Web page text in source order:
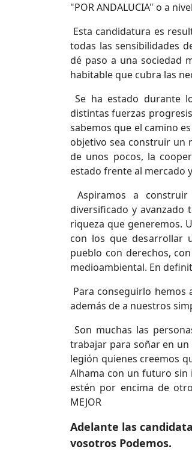
"POR ANDALUCIA" o a
Esta candidatura es
todas las sensibilidades
dé paso a una sociedad
habitable que cubra las
Se ha estado durante
distintas fuerzas
sabemos que el camino
objetivo sea construir un
de unos pocos, la
estado frente al mercado
Aspiramos a
diversificado y avanzado
riqueza que generemos.
con los que desarrollar
pueblo con derechos,
medioambiental. En
Para conseguirlo hemos
además de a nuestros
Son muchas las
trabajar para soñar en un
legión quienes creemos
Alhama con un futuro sin
estén por encima de
MEJOR
Adelante las
vosotros Podemos.